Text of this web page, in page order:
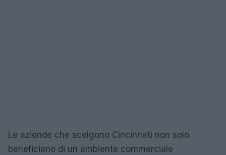
Le aziende che scelgono Cincinnati non solo
beneficiano di un ambiente commerciale